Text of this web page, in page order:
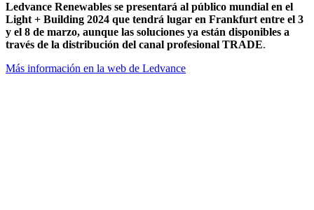
Ledvance Renewables se presentará al público mundial en el
Light + Building 2024 que tendrá lugar en Frankfurt entre el 3
y el 8 de marzo, aunque las soluciones ya están disponibles a
través de la distribución del canal profesional TRADE.
Más información en la web de Ledvance